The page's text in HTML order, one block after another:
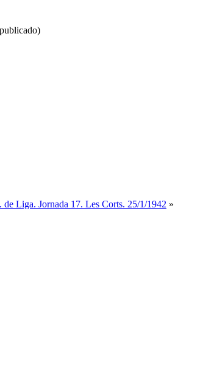
Liga. Jornada 17. Les Corts. 25/1/1942 »